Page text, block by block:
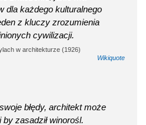
dla każdego kulturalnego
z kluczy zrozumienia
cywilizacji.
w architekturze (1926)
Wikiquote
błędy, architekt może
zasadził winorośl.